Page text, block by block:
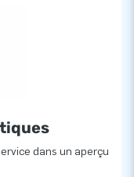
dans un aperçu